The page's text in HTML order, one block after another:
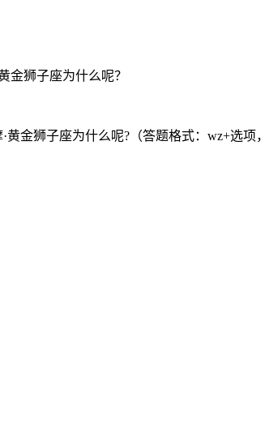
金狮子座为什么呢？
金狮子座为什么呢?（答题格式：wz+选